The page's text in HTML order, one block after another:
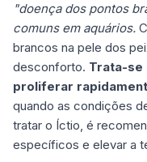
"doença dos pontos
comuns em aquários.
brancos na pele dos
desconforto. Trata-se
proliferar
quando as condições
tratar o Íctio, é
específicos e elevar a